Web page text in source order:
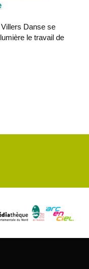
Villers Danse se
le travail de